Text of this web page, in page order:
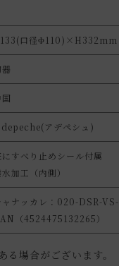
口径Φ110)×H332mm
アデペシュ)
にすべり止めシール付属
水加工（内側）
ャナッカレ：020-DSR-VS-
（4524475132265）
場合がございます。